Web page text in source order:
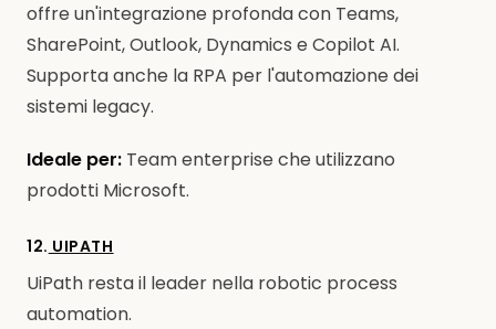
offre un'integrazione profonda con Teams,
SharePoint, Outlook, Dynamics e Copilot AI.
Supporta anche la RPA per l'automazione dei
sistemi legacy.
Ideale per: Team enterprise che utilizzano
prodotti Microsoft.
12. UIPATH
UiPath resta il leader nella robotic process
automation.